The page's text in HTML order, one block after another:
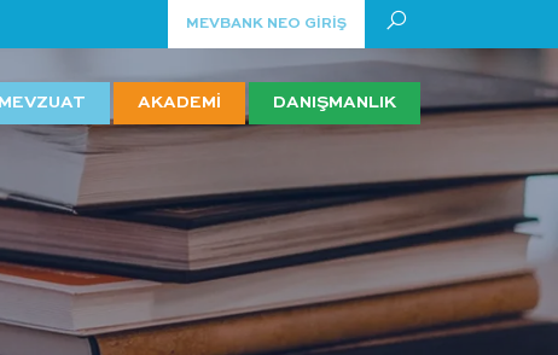
MEVBANK NEO GİRİŞ
MEVZUAT AKADEMİ DANIŞMANLIK